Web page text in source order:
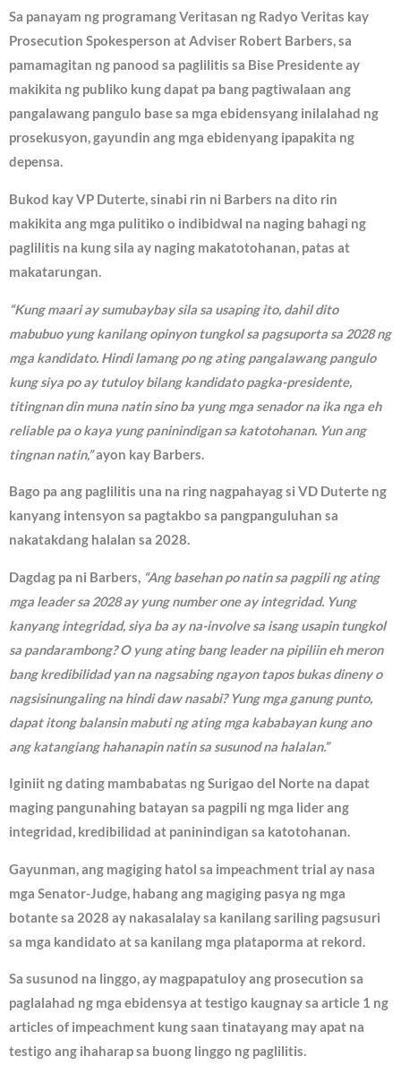
Sa panayam ng programang Veritasan ng Radyo Veritas kay
Prosecution Spokesperson at Adviser Robert Barbers, sa
pamamagitan ng panood sa paglilitis sa Bise Presidente ay
makikita ng publiko kung dapat pa bang pagtiwalaan ang
pangalawang pangulo base sa mga ebidensyang inilalahad ng
prosekusyon, gayundin ang mga ebidenyang ipapakita ng
depensa.
Bukod kay VP Duterte, sinabi rin ni Barbers na dito rin
makikita ang mga pulitiko o indibidwal na naging bahagi ng
paglilitis na kung sila ay naging makatotohanan, patas at
makatarungan.
“Kung maari ay sumubaybay sila sa usaping ito, dahil dito
mabubuo yung kanilang opinyon tungkol sa pagsuporta sa 2028 ng
mga kandidato. Hindi lamang po ng ating pangalawang pangulo
kung siya po ay tutuloy bilang kandidato pagka-presidente,
titingnan din muna natin sino ba yung mga senador na ika nga eh
reliable pa o kaya yung paninindigan sa katotohanan. Yun ang
tingnan natin,”ayon kay Barbers.
Bago pa ang paglilitis una na ring nagpahayag si VD Duterte ng
kanyang intensyon sa pagtakbo sa pangpanguluhan sa
nakatakdang halalan sa 2028.
Dagdag pa ni Barbers, “Ang basehan po natin sa pagpili ng ating
mga leader sa 2028 ay yung number one ay integridad. Yung
kanyang integridad, siya ba ay na-involve sa isang usapin tungkol
sa pandarambong? O yung ating bang leader na pipiliin eh meron
bang kredibilidad yan na nagsabing ngayon tapos bukas dineny o
nagsisinungaling na hindi daw nasabi? Yung mga ganung punto,
dapat itong balansin mabuti ng ating mga kababayan kung ano
ang katangiang hahanapin natin sa susunod na halalan.”
Iginiit ng dating mambabatas ng Surigao del Norte na dapat
maging pangunahing batayan sa pagpili ng mga lider ang
integridad, kredibilidad at paninindigan sa katotohanan.
Gayunman, ang magiging hatol sa impeachment trial ay nasa
mga Senator-Judge, habang ang magiging pasya ng mga
botante sa 2028 ay nakasalalay sa kanilang sariling pagsusuri
sa mga kandidato at sa kanilang mga plataporma at rekord.
Sa susunod na linggo, ay magpapatuloy ang prosecution sa
paglalahad ng mga ebidensya at testigo kaugnay sa article 1 ng
articles of impeachment kung saan tinatayang may apat na
testigo ang ihaharap sa buong linggo ng paglilitis.